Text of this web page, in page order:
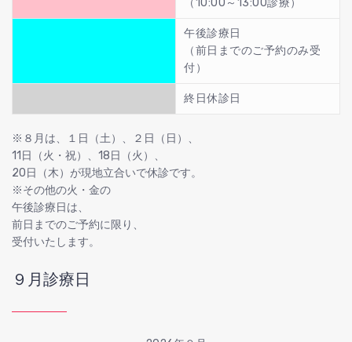
（10:00～13:00診療）
午後診療日
（前日までのご予約のみ受
付）
終日休診日
※８月は、１日（土）、２日（日）、
11日（火・祝）、18日（火）、
20日（木）が現地立合いで休診です。
※その他の火・金の
午後診療日は、
前日までのご予約に限り、
受付いたします。
９月診療日